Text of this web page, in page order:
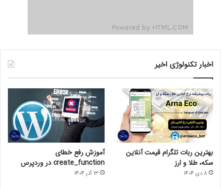
اخبار تکنولوژی اخیر
بهترین ربات تلگرام قیمت آنلاین
سکه، طلا و ارز
8 دی 1404
آموزش رفع خطای
create_function در وردپرس
13 آذر 1404